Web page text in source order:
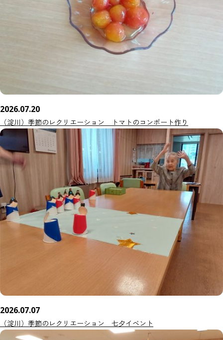
2026.07.20
（淀川）季節のレクリエーション トマトのコンポート作り
2026.07.07
（淀川）季節のレクリエーション 七夕イベント